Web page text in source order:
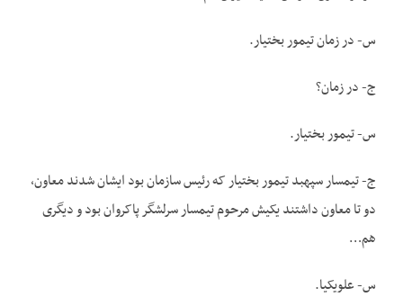
س- در زمان تیمور بختیار.
ج- در زمان؟
س- تیمور بختیار.
ج- تیمسار سپهبد تیمور بختیار که رئیس سازمان بود ایشان شدند معاون،
دو تا معاون داشتند یکیش مرحوم تیمسار سرلشگر پاکروان بود و دیگری
هم…
س- علوی‏کیا.